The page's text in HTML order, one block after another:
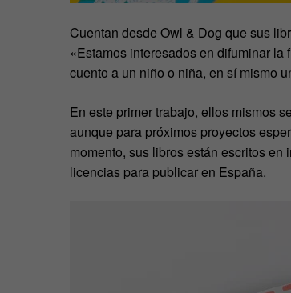
Cuentan desde Owl & Dog que sus
«Estamos interesados en difuminar
cuento a un niño o niña, en sí mismo
En este primer trabajo, ellos mismos
aunque para próximos proyectos
momento, sus libros están escritos
licencias para publicar en España.